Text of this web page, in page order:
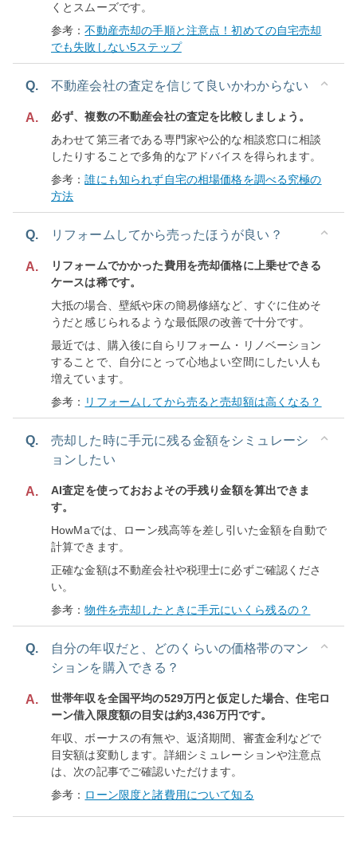
くとスムーズです。
参考：不動産売却の手順と注意点！初めての自宅売却
でも失敗しない5ステップ
Q. 不動産会社の査定を信じて良いかわからない
A.
必ず、複数の不動産会社の査定を比較しましょう。
あわせて第三者である専門家や公的な相談窓口に相談
したりすることで多角的なアドバイスを得られます。
参考：誰にも知られず自宅の相場価格を調べる究極の
方法
Q. リフォームしてから売ったほうが良い？
A.
リフォームでかかった費用を売却価格に上乗せできる
ケースは稀です。
大抵の場合、壁紙や床の簡易修繕など、すぐに住めそ
うだと感じられるような最低限の改善で十分です。
最近では、購入後に自らリフォーム・リノベーション
することで、自分にとって心地よい空間にしたい人も
増えています。
参考： リフォームしてから売ると売却額は高くなる？
Q.
売却した時に手元に残る金額をシミュレーシ
ョンしたい
A.
AI査定を使っておおよその手残り金額を算出できま
す。
HowMaでは、ローン残高等を差し引いた金額を自動で
計算できます。
正確な金額は不動産会社や税理士に必ずご確認くださ
い。
参考：物件を売却したときに手元にいくら残るの？
Q.
自分の年収だと、どのくらいの価格帯のマン
ションを購入できる？
A.
世帯年収を全国平均の529万円と仮定した場合、住宅ロ
ーン借入限度額の目安は約3,436万円です。
年収、ボーナスの有無や、返済期間、審査金利などで
目安額は変動します。詳細シミュレーションや注意点
は、次の記事でご確認いただけます。
参考： ローン限度と諸費用について知る